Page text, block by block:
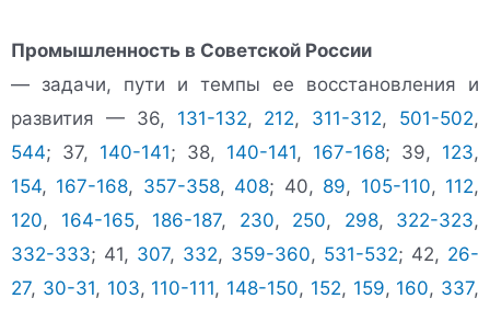
Промышленность в Советской России
— задачи, пути и темпы ее восстановления и
развития — 36, 131-132, 212, 311-312, 501-502,
544; 37, 140-141; 38, 140-141, 167-168; 39, 123,
154, 167-168, 357-358, 408; 40, 89, 105-110, 112,
120, 164-165, 186-187, 230, 250, 298, 322-323,
332-333; 41, 307, 332, 359-360, 531-532; 42, 26-
27, 30-31, 103, 110-111, 148-150, 152, 159, 160, 337,